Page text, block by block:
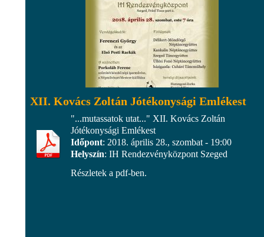
XII. Kovács Zoltán Jótékonysági Emlékest
"...mutassatok utat..." XII. Kovács Zoltán
Jótékonysági Emlékest
Időpont: 2018. április 28., szombat - 19:00
Helyszín: IH Rendezvényközpont Szeged
Részletek a pdf-ben.